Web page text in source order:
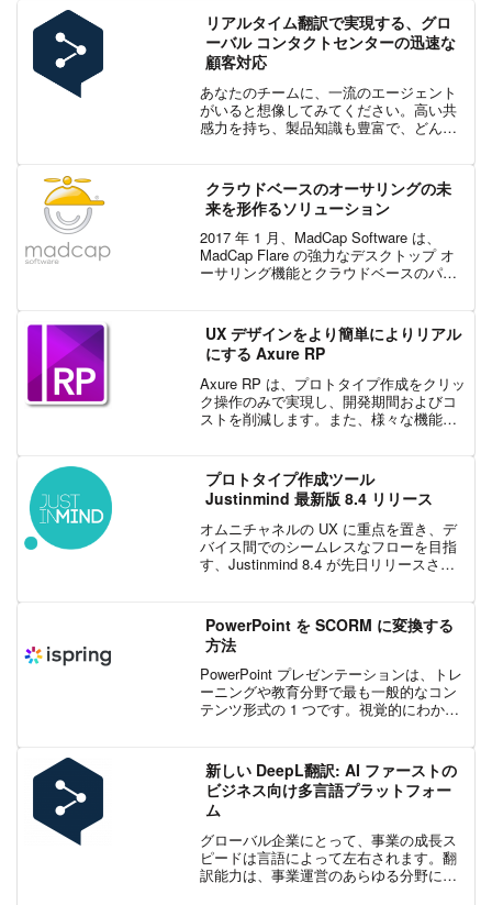
リアルタイム翻訳で実現する、グロ
ーバル コンタクトセンターの迅速な
顧客対応
あなたのチームに、一流のエージェント
がいると想像してみてください。高い共
感力を持ち、製品知識も豊富で、どんな
顧客から電話がかかってきた瞬間、本来
の力を発揮できなくなって...
クラウドベースのオーサリングの未
来を形作るソリューション
2017 年 1 月、MadCap Software は、
MadCap Flare の強力なデスクトップ オ
ーサリング機能とクラウドベースのパブ
をリリ...
UX デザインをより簡単によりリアル
にする Axure RP
Axure RP は、プロトタイプ作成をクリッ
ク操作のみで実現し、開発期間およびコ
ストを削減します。また、様々な機能を
リピーター機能があります。リピーター
機能を使用...
プロトタイプ作成ツール
Justinmind 最新版 8.4 リリース
オムニチャネルの UX に重点を置き、デ
バイス間でのシームレスなフローを目指
す、Justinmind 8.4 が先日リリースされ
善されたユーザーシナリ...
PowerPoint を SCORM に変換する
方法
PowerPoint プレゼンテーションは、トレ
ーニングや教育分野で最も一般的なコン
テンツ形式の 1 つです。視覚的にわかり
する際には、PowerPoint ファイルは...
新しい DeepL翻訳: AI ファーストの
ビジネス向け多言語プラットフォー
ム
グローバル企業にとって、事業の成長ス
ピードは言語によって左右されます。翻
訳能力は、事業運営のあらゆる分野に影